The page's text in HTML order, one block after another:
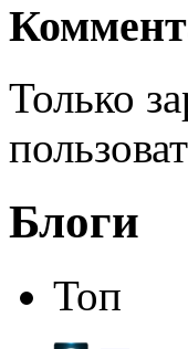
Только
Блоги
Топ